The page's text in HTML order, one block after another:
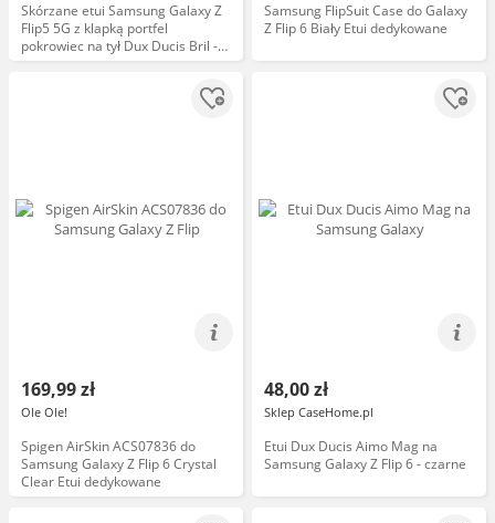
Skórzane etui Samsung Galaxy Z
Flip5 5G z klapką portfel
pokrowiec na tył Dux Ducis Bril -
czarne
Samsung FlipSuit Case do Galaxy
Z Flip 6 Biały Etui dedykowane
169,99 zł
Ole Ole!
Spigen AirSkin ACS07836 do
Samsung Galaxy Z Flip 6 Crystal
Clear Etui dedykowane
48,00 zł
Sklep CaseHome.pl
Etui Dux Ducis Aimo Mag na
Samsung Galaxy Z Flip 6 - czarne